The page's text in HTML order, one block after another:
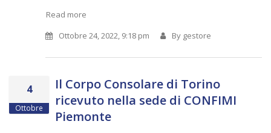
Read more
Ottobre 24, 2022, 9:18 pm
By gestore
4
Ottobre
Il Corpo Consolare di Torino
ricevuto nella sede di CONFIMI
Piemonte